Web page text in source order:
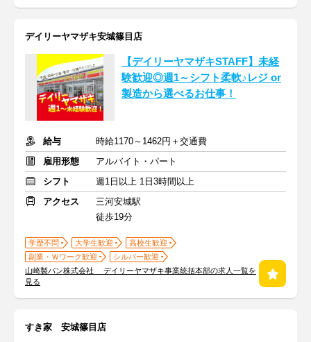
デイリーヤマザキ安城篠目店
【デイリーヤマザキSTAFF】未経
験歓迎◎週1～シフト柔軟♪レジ or
製造から選べるお仕事！
給与
時給1170～1462円＋交通費
雇用形態
アルバイト・パート
シフト
週1日以上 1日3時間以上
アクセス
三河安城駅
徒歩19分
学歴不問 大学生歓迎
高校生歓迎
副業・Ｗワーク歓迎
シルバー歓迎
山崎製パン株式会社 デイリーヤマザキ事業統括本部の求人一覧を
見る
すき家 安城篠目店